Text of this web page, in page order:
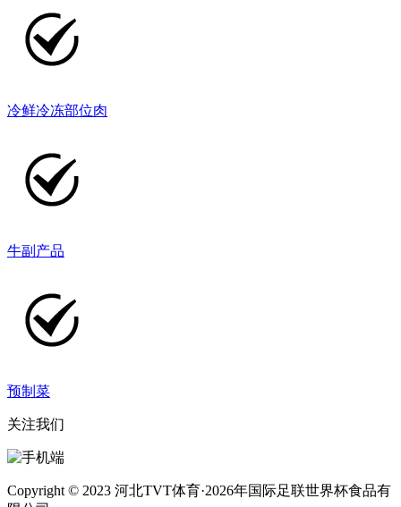
冷鲜冷冻部位肉
牛副产品
预制菜
关注我们
Copyright © 2023 河北TVT体育·2026年国际足联世界杯食品有